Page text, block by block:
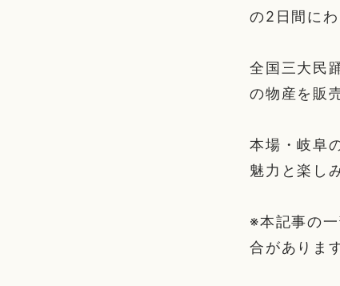
の2日間にわ
全国三大民
の物産を販
本場・岐阜
魅力と楽し
※本記事の
合がありま